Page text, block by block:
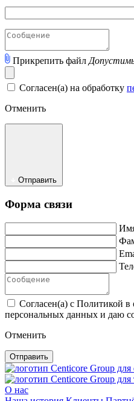
Прикрепить файл
Согласен(а) на обработку
Отменить
Отправить
Форма связи
Согласен(а) с Политикой в
персональных данных и даю
Отменить
Отправить
О нас